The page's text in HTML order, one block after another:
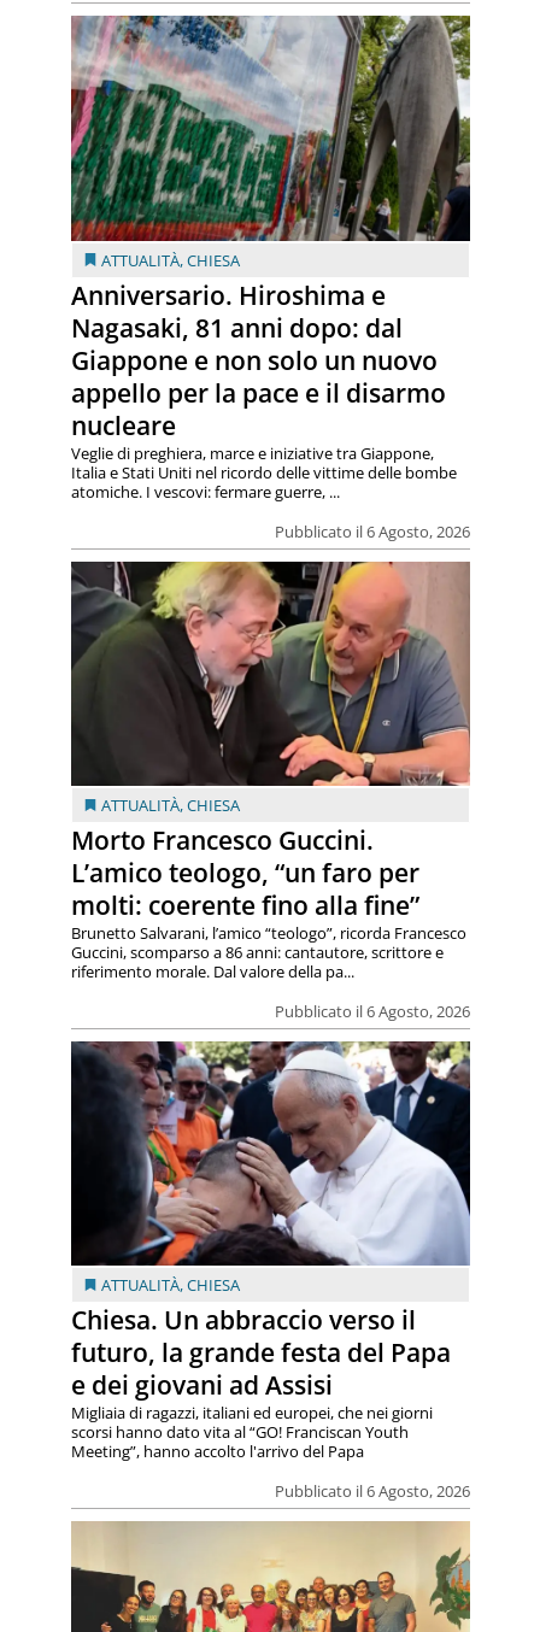
ATTUALITÀ,CHIESA
Anniversario. Hiroshima e
Nagasaki, 81 anni dopo: dal
Giappone e non solo un nuovo
appello per la pace e il disarmo
nucleare
Pubblicato il 6 Agosto, 2026
Veglie di preghiera, marce e iniziative tra Giappone,
Italia e Stati Uniti nel ricordo delle vittime delle bombe
atomiche. I vescovi: fermare guerre, ...
ATTUALITÀ,CHIESA
Morto Francesco Guccini.
L’amico teologo, “un faro per
molti: coerente fino alla fine”
Pubblicato il 6 Agosto, 2026
Brunetto Salvarani, l’amico “teologo”, ricorda Francesco
Guccini, scomparso a 86 anni: cantautore, scrittore e
riferimento morale. Dal valore della pa...
ATTUALITÀ,CHIESA
Chiesa. Un abbraccio verso il
futuro, la grande festa del Papa
e dei giovani ad Assisi
Pubblicato il 6 Agosto, 2026
Migliaia di ragazzi, italiani ed europei, che nei giorni
scorsi hanno dato vita al “GO! Franciscan Youth
Meeting”, hanno accolto l'arrivo del Papa